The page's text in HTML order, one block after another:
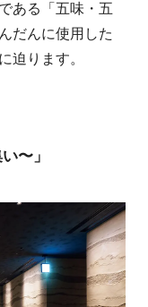
ある「五味・五
だんに使用した
迫ります。
〜」